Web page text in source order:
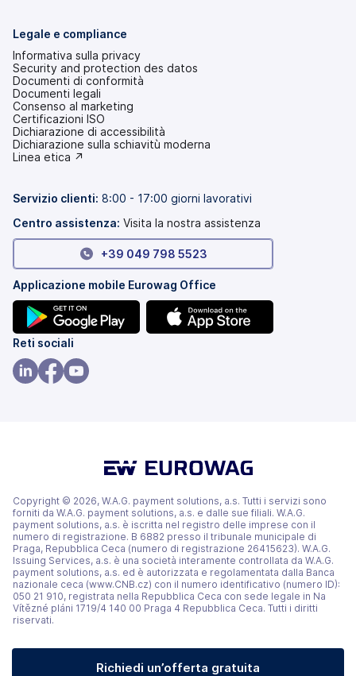
Legale e compliance
Informativa sulla privacy
Security and protection des datos
Documenti di conformità
Documenti legali
Consenso al marketing
Certificazioni ISO
Dichiarazione di accessibilità
(si
apre
nuova
Dichiarazione sulla schiavitù moderna
(si
una
scheda)
Linea etica ↗
Servizio clienti: 8:00 - 17:00 giorni lavorativi
Centro assistenza: Visita la nostra assistenza
+39 049 798 5523
Applicazione mobile Eurowag Office
(si
apre
in
Reti sociali
Copyright © 2026, W.A.G. payment solutions, a.s. Tutti i servizi sono
forniti da W.A.G. payment solutions, a.s. e dalle sue filiali. W.A.G.
payment solutions, a.s. è iscritta nel registro delle imprese con il
numero di registrazione. B 6882 presso il tribunale municipale di
Praga, Repubblica Ceca (numero di registrazione 26415623). W.A.G.
Issuing Services, a.s. è una società interamente controllata da W.A.G.
payment solutions, a.s. ed è autorizzata e regolamentata dalla Banca
nazionale ceca (www.CNB.cz) con il numero identificativo (numero ID):
050 21 910, registrata nella Repubblica Ceca con sede legale in Na
Vítězné pláni 1719/4 140 00 Praga 4 Repubblica Ceca. Tutti i diritti
riservati.
Richiedi un’offerta gratuita